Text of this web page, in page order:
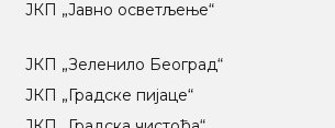
ЈКП „Јавно осветљење“
ЈКП „Зеленило Београд“
ЈКП „Градске пијаце“